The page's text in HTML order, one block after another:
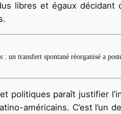
libres et égaux
: un transfert spontané réorganisé a
politiques paraît justifier
américains. C’est l’un